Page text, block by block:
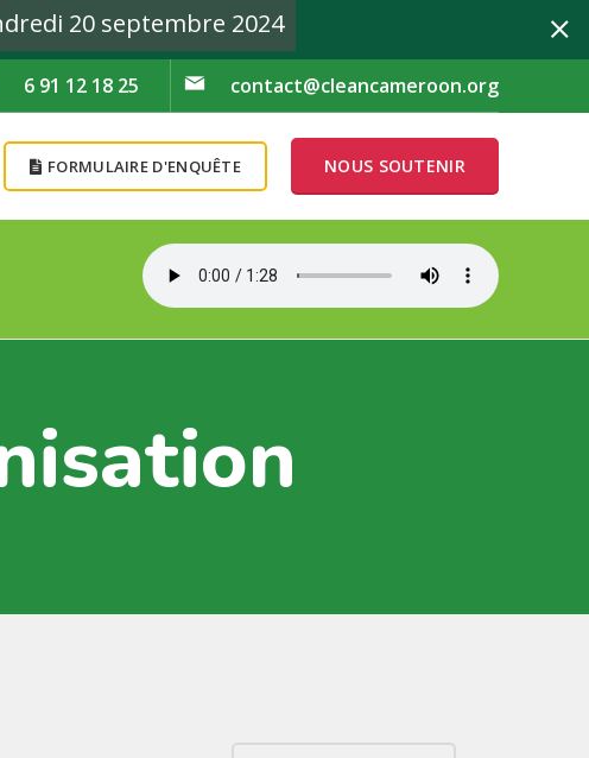
6 91 12 18 25 contact@cleancameroon.org
FORMULAIRE D'ENQUÊTE NOUS SOUTENIR
2024
20 septembre 2024